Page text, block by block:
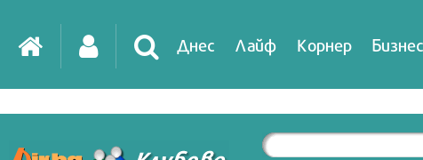
Днес Лайф Корнер Бизнес